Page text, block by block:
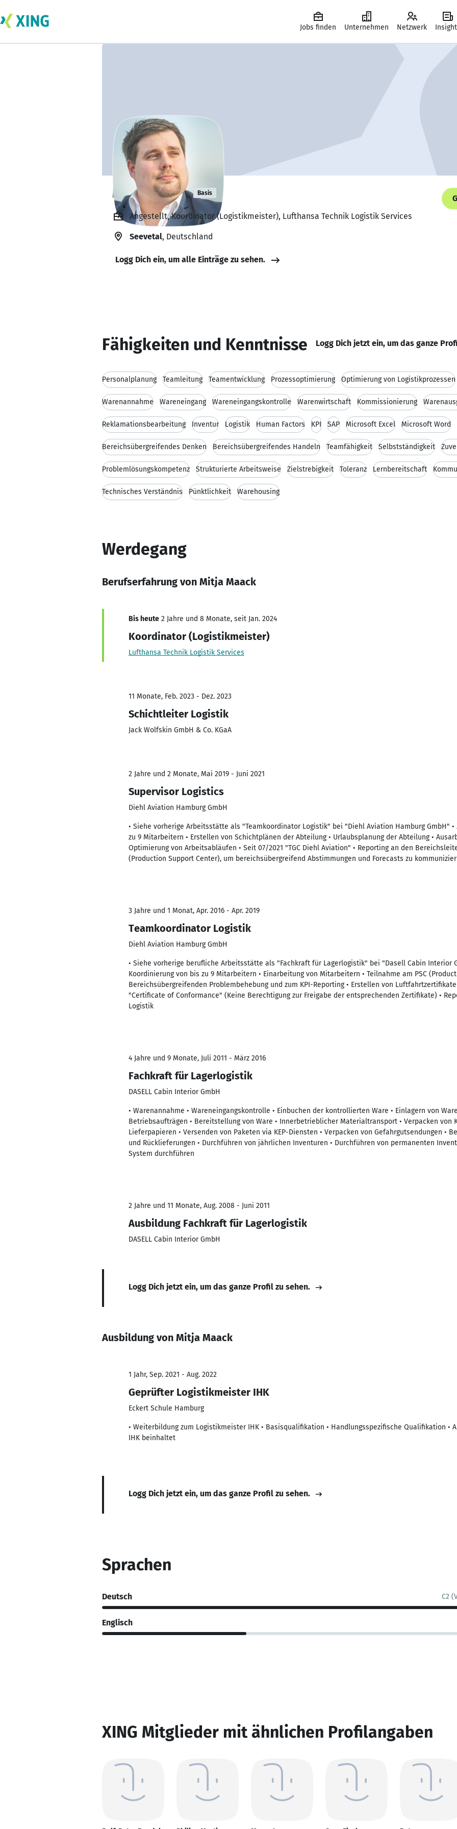
Jobs finden Unternehmen Netzwerk
Mitja Maack Basis
Angestellt, Koordinator (Logistikmeister), Lufthansa Technik Logistik Services
Seevetal, Deutschland
Logg Dich ein, um alle Einträge zu sehen.
Fähigkeiten und Kenntnisse Logg Dich jetzt ein, um das ganze
Personalplanung Teamleitung Teamentwicklung Prozessoptimierung Optimierung von Logistikprozessen
Warenannahme Wareneingang Wareneingangskontrolle Warenwirtschaft Kommissionierung
Reklamationsbearbeitung Inventur Logistik Human Factors KPI SAP Microsoft Excel Microsoft Word
Bereichsübergreifendes Denken Bereichsübergreifendes Handeln Teamfähigkeit Selbstständigkeit
Problemlösungskompetenz Strukturierte Arbeitsweise Zielstrebigkeit Toleranz Lernbereitschaft
Technisches Verständnis Pünktlichkeit Warehousing
Werdegang
Berufserfahrung von Mitja Maack
Bis heute 2 Jahre und 8 Monate, seit Jan. 2024
Koordinator (Logistikmeister)
Lufthansa Technik Logistik Services
11 Monate, Feb. 2023 - Dez. 2023
Schichtleiter Logistik
Jack Wolfskin GmbH & Co. KGaA
2 Jahre und 2 Monate, Mai 2019 - Juni 2021
Supervisor Logistics
Diehl Aviation Hamburg GmbH
• Siehe vorherige Arbeitsstätte als "Teamkoordinator Logistik" bei "Diehl Aviation Hamburg GmbH"
zu 9 Mitarbeitern • Erstellen von Schichtplänen der Abteilung • Urlaubsplanung der Abteilung •
Optimierung von Arbeitsabläufen • Seit 07/2021 "TGC Diehl Aviation" • Reporting an den
(Production Support Center), um bereichsübergreifend Abstimmungen und Forecasts zu
3 Jahre und 1 Monat, Apr. 2016 - Apr. 2019
Teamkoordinator Logistik
Diehl Aviation Hamburg GmbH
• Siehe vorherige berufliche Arbeitsstätte als "Fachkraft für Lagerlogistik" bei "Dasell Cabin Interior
Koordinierung von bis zu 9 Mitarbeitern • Einarbeitung von Mitarbeitern • Teilnahme am PSC
Bereichsübergreifenden Problembehebung und zum KPI-Reporting • Erstellen von
"Certificate of Conformance" (Keine Berechtigung zur Freigabe der entsprechenden Zertifikate) •
Logistik
4 Jahre und 9 Monate, Juli 2011 - März 2016
Fachkraft für Lagerlogistik
DASELL Cabin Interior GmbH
• Warenannahme • Wareneingangskontrolle • Einbuchen der kontrollierten Ware • Einlagern von
Betriebsaufträgen • Bereitstellung von Ware • Innerbetrieblicher Materialtransport • Verpacken von
Lieferpapieren • Versenden von Paketen via KEP-Diensten • Verpacken von Gefahrgutsendungen •
und Rücklieferungen • Durchführen von jährlichen Inventuren • Durchführen von permanenten
System durchführen
2 Jahre und 11 Monate, Aug. 2008 - Juni 2011
Ausbildung Fachkraft für Lagerlogistik
DASELL Cabin Interior GmbH
Logg Dich jetzt ein, um das ganze Profil zu sehen.
Ausbildung von Mitja Maack
1 Jahr, Sep. 2021 - Aug. 2022
Geprüfter Logistikmeister IHK
Eckert Schule Hamburg
• Weiterbildung zum Logistikmeister IHK • Basisqualifikation • Handlungsspezifische Qualifikation •
IHK beinhaltet
Logg Dich jetzt ein, um das ganze Profil zu sehen.
Sprachen
Deutsch C2
Englisch
XING Mitglieder mit ähnlichen Profilangaben